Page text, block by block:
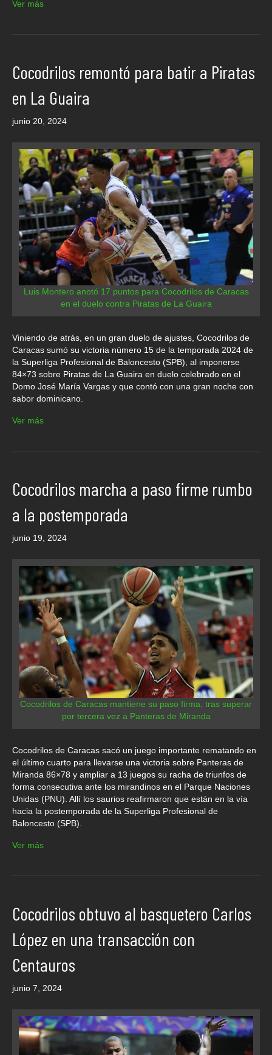
Ver más
Cocodrilos remontó para batir a Piratas
en La Guaira
junio 20, 2024
Luis Montero anotó 17 puntos para Cocodrilos de Caracas
en el duelo contra Piratas de La Guaira
Viniendo de atrás, en un gran duelo de ajustes, Cocodrilos de
Caracas sumó su victoria número 15 de la temporada 2024 de
la Superliga Profesional de Baloncesto (SPB), al imponerse
84×73 sobre Piratas de La Guaira en duelo celebrado en el
Domo José María Vargas y que contó con una gran noche con
sabor dominicano.
Ver más
Cocodrilos marcha a paso firme rumbo
a la postemporada
junio 19, 2024
Cocodrilos de Caracas mantiene su paso firma, tras superar
por tercera vez a Panteras de Miranda
Cocodrilos de Caracas sacó un juego importante rematando en
el último cuarto para llevarse una victoria sobre Panteras de
Miranda 86×78 y ampliar a 13 juegos su racha de triunfos de
forma consecutiva ante los mirandinos en el Parque Naciones
Unidas (PNU). Allí los saurios reafirmaron que están en la vía
hacia la postemporada de la Superliga Profesional de
Baloncesto (SPB).
Ver más
Cocodrilos obtuvo al basquetero Carlos
López en una transacción con
Centauros
junio 7, 2024